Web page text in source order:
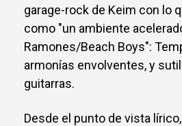
garage-rock de Keim con lo
como "un ambiente
Ramones/Beach Boys":
armonías envolventes, y
guitarras.
Desde el punto de vista